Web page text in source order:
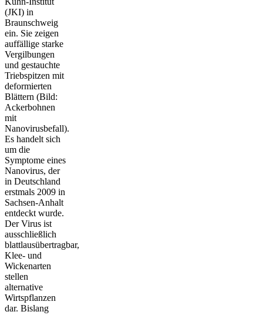
(JKI) in
Braunschweig
ein. Sie zeigen
auffällige starke
Vergilbungen
und gestauchte
Triebspitzen mit
deformierten
Blättern (Bild:
Ackerbohnen
mit
Nanovirusbefall).
Es handelt sich
um die
Symptome eines
Nanovirus, der
in Deutschland
erstmals 2009 in
Sachsen-Anhalt
entdeckt wurde.
Der Virus ist
ausschließlich
blattlausübertragbar,
Klee- und
Wickenarten
stellen
alternative
Wirtspflanzen
dar. Bislang